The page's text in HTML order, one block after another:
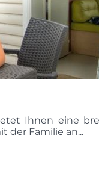
Ihnen eine
der Familie an...